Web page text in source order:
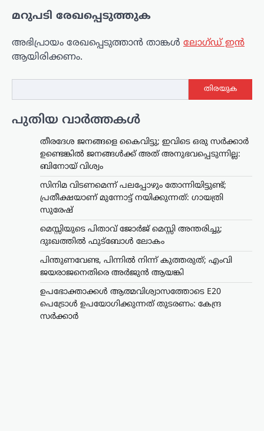
മറുപടി രേഖപ്പെടുത്തുക
അഭിപ്രായം രേഖപ്പെടുത്താ‍ൻ താങ്കൾ ലോഗ്ഡ് ഇൻ
ആയിരിക്കണം.
തിരയുക
പുതിയ വാർത്തകൾ
തീരദേശ ജനങ്ങളെ കൈവിട്ടു; ഇവിടെ ഒരു സര്‍ക്കാര്‍
ഉണ്ടെങ്കില്‍ ജനങ്ങള്‍ക്ക് അത് അനുഭവപ്പെടുന്നില്ല:
ബിനോയ് വിശ്വം
സിനിമ വിടണമെന്ന് പലപ്പോഴും തോന്നിയിട്ടുണ്ട്;
പ്രതീക്ഷയാണ് മുന്നോട്ട് നയിക്കുന്നത്: ഗായത്രി
സുരേഷ്
മെസ്സിയുടെ പിതാവ് ജോർജ് മെസ്സി അന്തരിച്ചു;
ദുഃഖത്തിൽ ഫുട്ബോൾ ലോകം
പിന്തുണവേണ്ട, പിന്നില്‍ നിന്ന് കുത്തരുത്; എംവി
ജയരാജനെതിരെ അര്‍ജുന്‍ ആയങ്കി
ഉപഭോക്താക്കൾ ആത്മവിശ്വാസത്തോടെ E20
പെട്രോൾ ഉപയോഗിക്കുന്നത് തുടരണം: കേന്ദ്ര
സർക്കാർ